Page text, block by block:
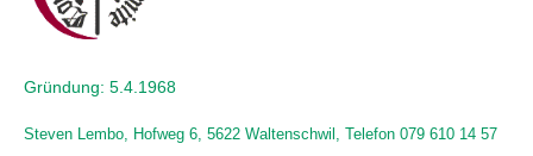
Gründung: 5.4.1968
Steven Lembo, Hofweg 6, 5622 Waltenschwil, Telefon 079 610 14 57